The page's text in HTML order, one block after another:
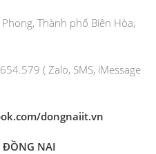
Thành phố Biên Hòa,
( Zalo, SMS, iMessage
dongnaiit.vn
ĐỒNG NAI